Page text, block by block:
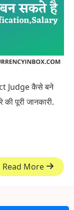
Judge कैसे बने
पूरी जानकारी.
Read More